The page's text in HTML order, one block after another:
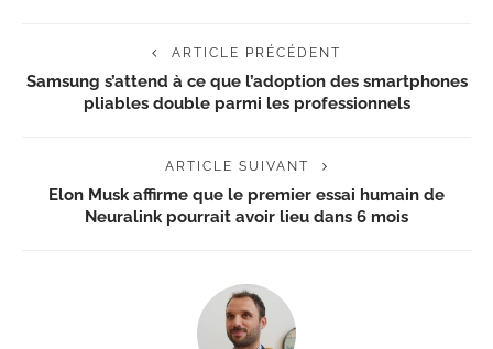
ARTICLE PRÉCÉDENT
Samsung s’attend à ce que l’adoption des smartphones
pliables double parmi les professionnels
ARTICLE SUIVANT
Elon Musk affirme que le premier essai humain de
Neuralink pourrait avoir lieu dans 6 mois